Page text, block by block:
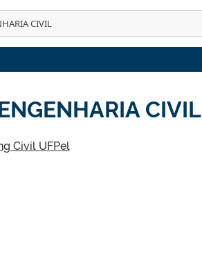
CIVIL
CIVIL